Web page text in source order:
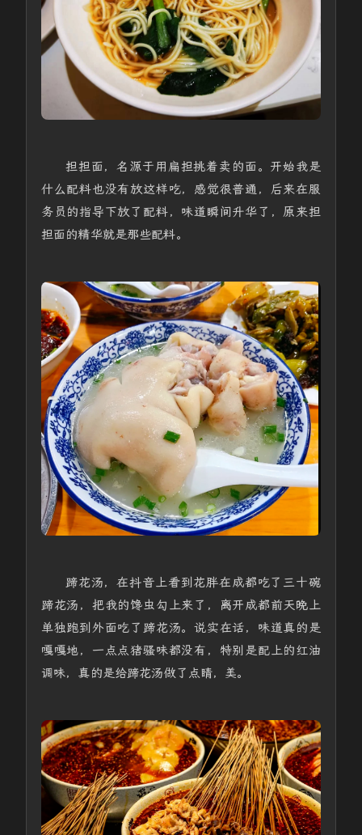
担担面，名源于用扁担挑着卖的面。开始我是
什么配料也没有放这样吃，感觉很普通，后来在服
务员的指导下放了配料，味道瞬间升华了，原来担
担面的精华就是那些配料。
蹄花汤，在抖音上看到花胖在成都吃了三十碗
蹄花汤，把我的馋虫勾上来了，离开成都前天晚上
单独跑到外面吃了蹄花汤。说实在话，味道真的是
嘎嘎地，一点点猪骚味都没有，特别是配上的红油
调味，真的是给蹄花汤做了点睛，美。